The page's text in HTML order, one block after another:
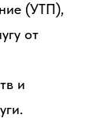
(УТП),
от
и